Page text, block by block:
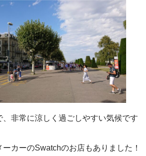
非常に涼しく過ごしやすい気候です
カーのSwatchのお店もありました！